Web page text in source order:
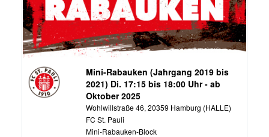
Mini-Rabauken (Jahrgang 2019 bis
2021) Di. 17:15 bis 18:00 Uhr - ab
Oktober 2025
Wohlwillstraße 46, 20359 Hamburg (HALLE)
FC St. Pauli
Mini-Rabauken-Block